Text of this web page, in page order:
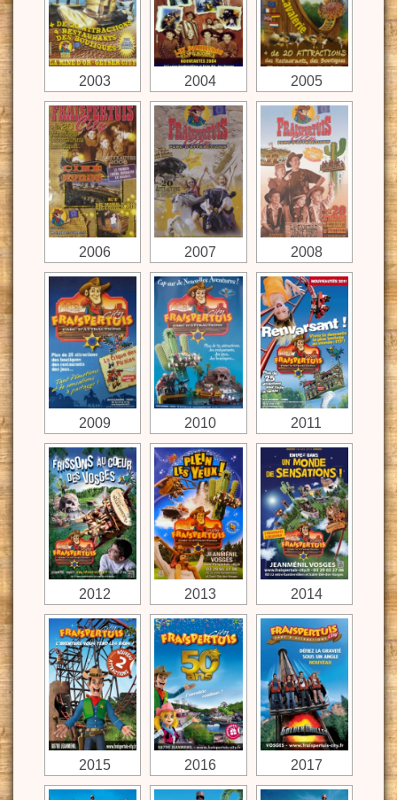
2003 2004 2005
2006 2007 2008
2009 2010 2011
2012 2013 2014
2015 2016 2017